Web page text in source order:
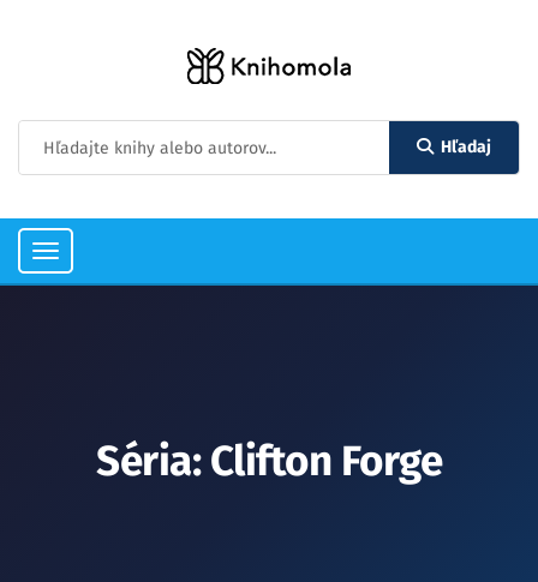
Hľadaj
Toggle
Séria: Clifton Forge